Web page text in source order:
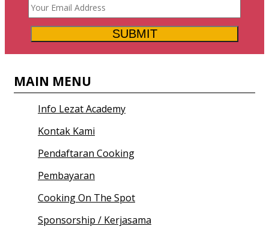
SUBMIT
MAIN MENU
Info Lezat Academy
Kontak Kami
Pendaftaran Cooking
Pembayaran
Cooking On The Spot
Sponsorship / Kerjasama